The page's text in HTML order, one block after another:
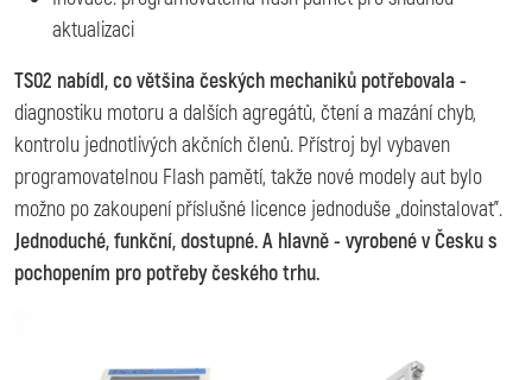
aktualizaci
TS02 nabídl, co většina českých mechaniků potřebovala -
diagnostiku motoru a dalších agregátů, čtení a mazání chyb,
kontrolu jednotlivých akčních členů. Přístroj byl vybaven
programovatelnou Flash pamětí, takže nové modely aut bylo
možno po zakoupení příslušné licence jednoduše „doinstalovat".
Jednoduché, funkční, dostupné. A hlavně - vyrobené v Česku s
pochopením pro potřeby českého trhu.